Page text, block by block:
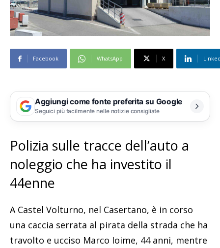
Facebook WhatsApp X
Aggiungi come fonte preferita su Google
Seguici più facilmente nelle notizie consigliate
Polizia sulle tracce dell’auto a
noleggio che ha investito il
44enne
A Castel Volturno, nel Casertano, è in corso
una caccia serrata al pirata della strada che ha
travolto e ucciso Marco Ioime, 44 anni, mentre